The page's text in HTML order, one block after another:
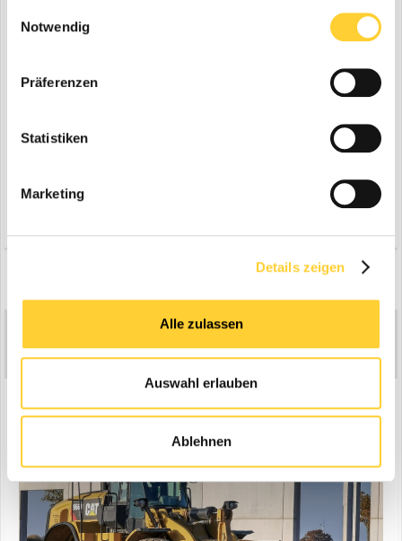
Notwendig
Präferenzen
Statistiken
Marketing
Details zeigen
Alle zulassen
Auswahl erlauben
Ablehnen
Colourconcept
Geschrieben5. Februar 2023